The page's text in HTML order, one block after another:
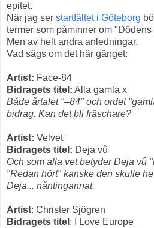
epitet.
När jag ser startfältet i Göteborg
termer som påminner om "Dödens
Men av helt andra anledningar.
Vad sägs om det här gänget:
Artist: Face-84
Bidragets titel: Alla gamla x
Både årtalet "–84" och ordet
bidrag. Kan det bli fräschare?
Artist: Velvet
Bidragets titel: Deja vû
Och som alla vet betyder Deja vû
"Redan hört" kanske den skulle
Deja... nåntingannat.
Artist: Christer Sjögren
Bidragets titel : I Love Europe